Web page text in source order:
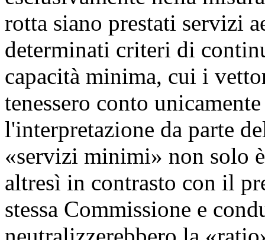
rotta siano prestati servizi
determinati criteri di
capacità minima, cui i
tenessero conto
l'interpretazione da parte
«servizi minimi» non solo
altresì in contrasto con il
stessa Commissione e